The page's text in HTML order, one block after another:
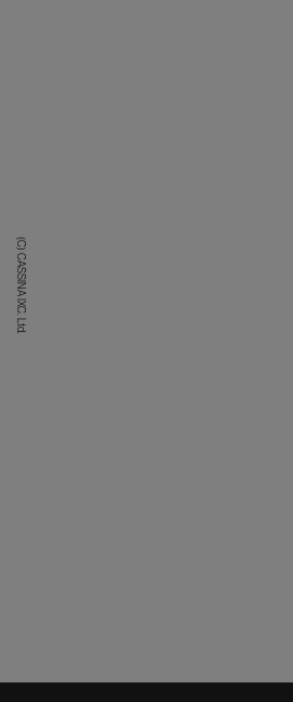
(C) CASSINA IXC. Ltd.